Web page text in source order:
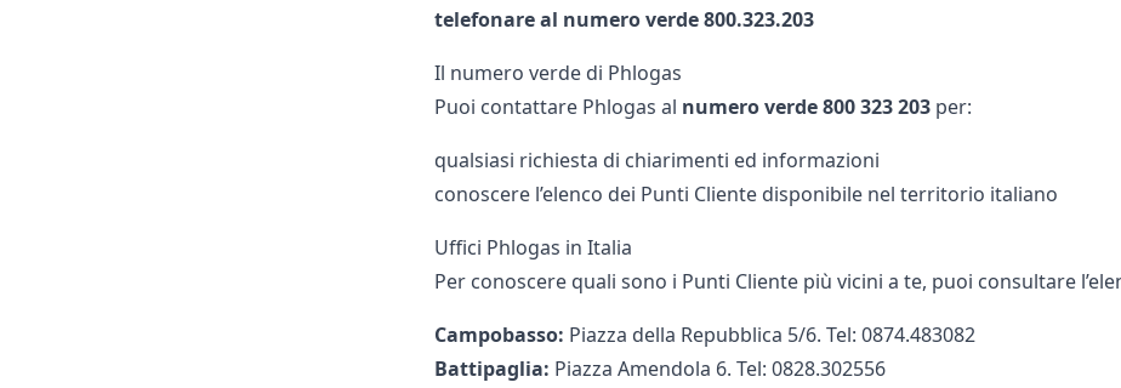
telefonare al numero verde 800.323.203
Il numero verde di Phlogas
Puoi contattare Phlogas al numero verde 800 323 203 per:
qualsiasi richiesta di chiarimenti ed informazioni
conoscere l’elenco dei Punti Cliente disponibile nel territorio italiano
Uffici Phlogas in Italia
Per conoscere quali sono i Punti Cliente più vicini a te, puoi consultare
Campobasso: Piazza della Repubblica 5/6. Tel: 0874.483082
Battipaglia: Piazza Amendola 6. Tel: 0828.302556